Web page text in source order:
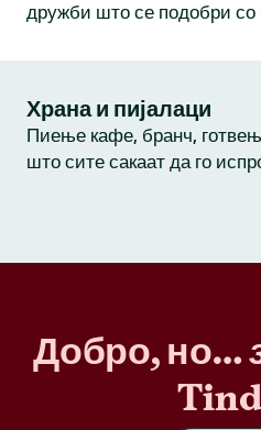
дружби што се подобри со
Храна и пијалаци
Пиење кафе, бранч,
што сите сакаат да го
Добро, но…